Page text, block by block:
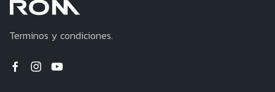
Terminos y condiciones.